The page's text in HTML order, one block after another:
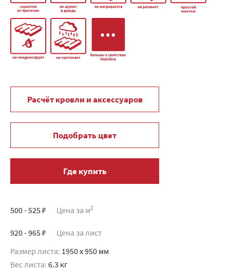
Расчёт кровли и аксессуаров
Подобрать цвет
Где купить
500 - 525 ₽ Цена за м2
920 - 965 ₽ Цена за лист
Размер листа: 1950 x 950 мм
Вес листа: 6.3 кг